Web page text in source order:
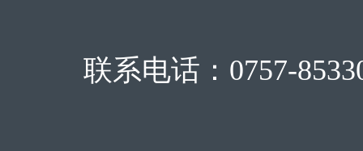
联系电话：0757-